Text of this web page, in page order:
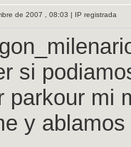
de 2007 , 08:03 | IP registrada
si
parkour mi
y ablamos